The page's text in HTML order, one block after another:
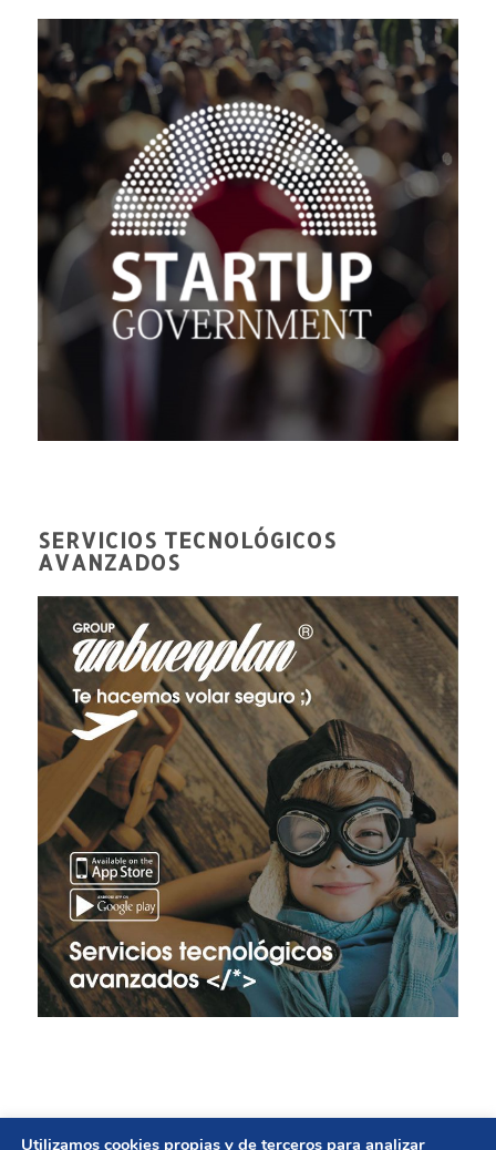
SERVICIOS TECNOLÓGICOS
AVANZADOS
Utilizamos cookies propias y de terceros para analizar